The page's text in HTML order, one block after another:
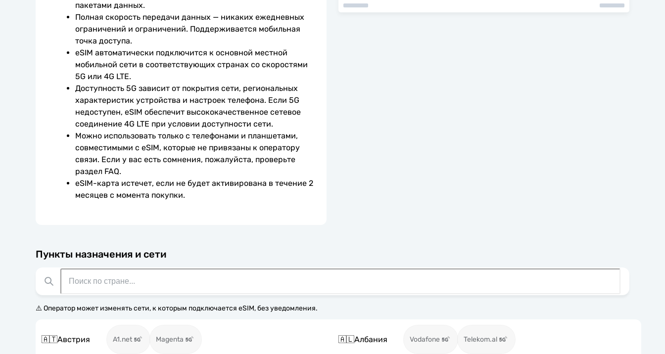
пакетами данных.
Полная скорость передачи данных — никаких ежедневных
ограничений и ограничений. Поддерживается мобильная
точка доступа.
eSIM автоматически подключится к основной местной
мобильной сети в соответствующих странах со скоростями
5G или 4G LTE.
Доступность 5G зависит от покрытия сети, региональных
характеристик устройства и настроек телефона. Если 5G
недоступен, eSIM обеспечит высококачественное сетевое
соединение 4G LTE при условии доступности сети.
Можно использовать только с телефонами и планшетами,
совместимыми с eSIM, которые не привязаны к оператору
связи. Если у вас есть сомнения, пожалуйста, проверьте
раздел FAQ.
eSIM-карта истечет, если не будет активирована в течение 2
месяцев с момента покупки.
Пункты назначения и сети
⚠️ Оператор может изменять сети, к которым подключается eSIM, без уведомления.
🇦🇹Австрия A1.net Magenta 🇦🇱Албания Vodafone Telekom.al